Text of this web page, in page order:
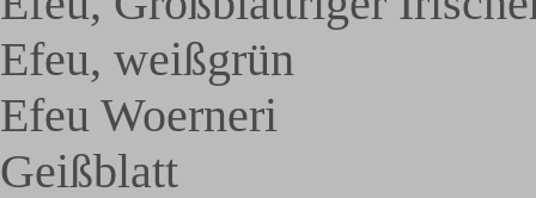
Efeu, weißgrün
Efeu Woerneri
Geißblatt